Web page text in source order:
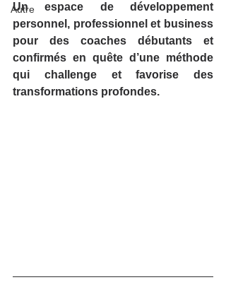
Autre
Un espace de développement
personnel, professionnel et business
pour des coaches débutants et
confirmés en quête d’une méthode
qui challenge et favorise des
transformations profondes.